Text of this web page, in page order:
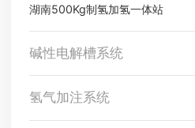
湖南500Kg制氢加氢一体站
碱性电解槽系统
氢气加注系统